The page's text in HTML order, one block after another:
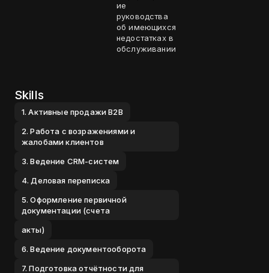
ие
руководства
об имеющихся
недостатках в
обслуживании
Skills
1. Активные продажи B2B
2. Работа с возражениями и
жалобами клиентов
3. Ведение CRM-систем
4. Деловая переписка
5. Оформление первичной
документации (счета
акты)
6. Ведение документооборота
7. Подготовка отчётности для